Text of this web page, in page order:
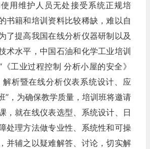
用维护人员无处接受系统正规培
书籍和培训资料比较稀缺，难以自
了提高我国在线分析仪器研制以及
术水平，中国石油和化学工业培训
工业过程控制 分析小屋的安全》
解析暨在线分析仪表系统设计、应
”，为确保教学质量，培训班将邀请
，就在线仪表选型、系统设计、日
处理方法做专业性、系统性和可操
并辅之以疑难解答、讨论，切实解